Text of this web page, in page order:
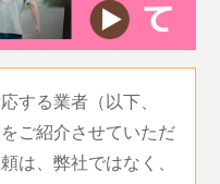
する業者（以下、
ご紹介させていただ
は、弊社ではなく、